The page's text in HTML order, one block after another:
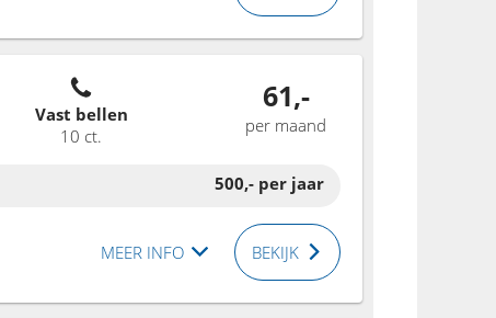
Vast bellen
10 ct.
61,-
per maand
500,- per jaar
MEER INFO BEKIJK